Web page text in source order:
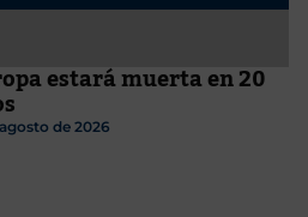
estará muerta en 20
de 2026